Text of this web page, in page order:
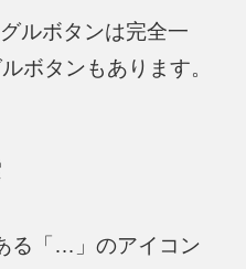
ルボタンは完全一
ボタンもあります。
る「…」のアイコン